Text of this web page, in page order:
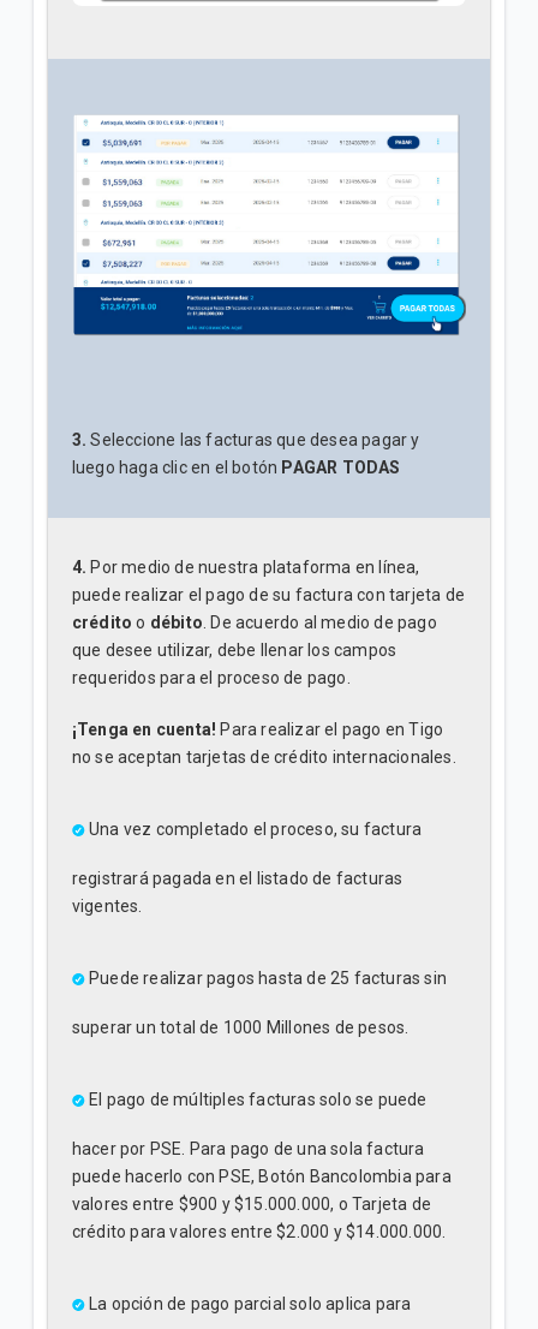
3. Seleccione las facturas que desea pagar y
luego haga clic en el botón PAGAR TODAS
4. Por medio de nuestra plataforma en línea,
puede realizar el pago de su factura con tarjeta de
crédito o débito . De acuerdo al medio de pago
que desee utilizar, debe llenar los campos
requeridos para el proceso de pago.
¡Tenga en cuenta! Para realizar el pago en Tigo
no se aceptan tarjetas de crédito internacionales.
Una vez completado el proceso, su factura
registrará pagada en el listado de facturas
vigentes.
Puede realizar pagos hasta de 25 facturas sin
superar un total de 1000 Millones de pesos.
El pago de múltiples facturas solo se puede
hacer por PSE. Para pago de una sola factura
puede hacerlo con PSE, Botón Bancolombia para
valores entre $900 y $15.000.000, o Tarjeta de
crédito para valores entre $2.000 y $14.000.000.
La opción de pago parcial solo aplica para